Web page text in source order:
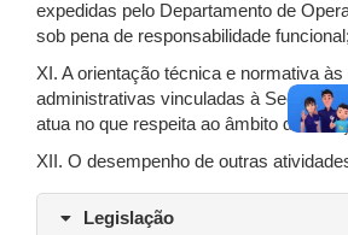
expedidas pelo Departamento de
sob pena de responsabilidade funcional;
XI. A orientação técnica e normativa
administrativas vinculadas à
atua no que respeita ao âmbito de
XII. O desempenho de outras
Legislação